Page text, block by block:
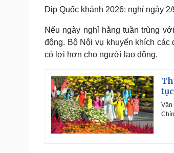
Dịp Quốc khánh 2026: nghỉ ngày
Nếu ngày nghỉ hằng tuần trùng
động. Bộ Nội vụ khuyến khích
có lợi hơn cho người lao động.
tục
Văn